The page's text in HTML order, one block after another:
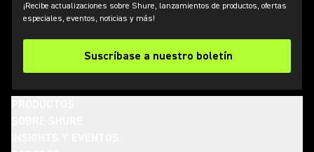
¡Recibe actualizaciones sobre Shure, lanzamientos de productos, ofertas
especiales, eventos, noticias y más!
Suscríbase a nuestro boletín